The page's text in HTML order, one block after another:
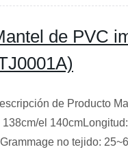
de PVC
de Producto
138cm/el
no tejido: